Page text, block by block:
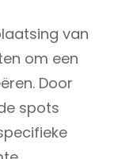
van
om een
Door
spots